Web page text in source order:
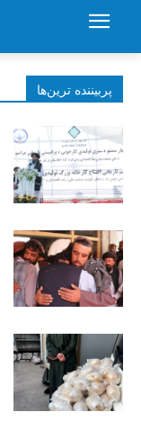
پربیننده‌ ترین‌ها